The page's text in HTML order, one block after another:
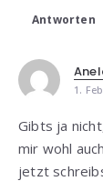
Antworten
1.
Gibts ja
mir wohl
jetzt